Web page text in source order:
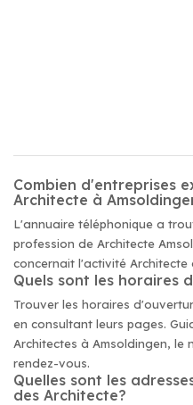
Combien d'entreprises
Architecte à
L'annuaire téléphonique a
profession de Architecte
concernait l'activité Architecte
Quels sont les horaires
Trouver les horaires
en consultant leurs pages.
Architectes à Amsoldingen, le
rendez-vous.
Quelles sont les
des Architecte?